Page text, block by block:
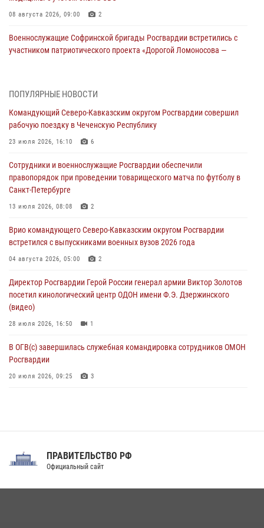
08 августа 2026, 09:00 2
Военнослужащие Софринской бригады Росгвардии встретились с
участником патриотического проекта «Дорогой Ломоносова —
Кузбассе
08 августа 2026, 07:00
исполнилось 20 лет
08 августа 2026, 07:00
В Кабардино-Балкарии сотрудники Росгвардии провели турнир по
08 августа 2026, 07:00
В Москве росгвардейцы оказали помощь медикам и девушке с
08 августа 2026, 06:32 1
ПОПУЛЯРНЫЕ НОВОСТИ
Командующий Северо-Кавказским округом Росгвардии совершил
рабочую поездку в Чеченскую Республику
23 июля 2026, 16:10 6
Сотрудники и военнослужащие Росгвардии обеспечили
правопорядок при проведении товарищеского матча по футболу в
Санкт-Петербурге
13 июля 2026, 08:08 2
Врио командующего Северо-Кавказским округом Росгвардии
встретился с выпускниками военных вузов 2026 года
04 августа 2026, 05:00 2
Директор Росгвардии Герой России генерал армии Виктор Золотов
посетил кинологический центр ОДОН имени Ф.Э. Дзержинского
(видео)
28 июля 2026, 16:50 1
В ОГВ(с) завершилась служебная командировка сотрудников ОМОН
Росгвардии
20 июля 2026, 09:25 3
Праздник «Один день с Росгвардией» к 105-летию Центрального
ПРАВИТЕЛЬСТВО РФ
Официальный сайт